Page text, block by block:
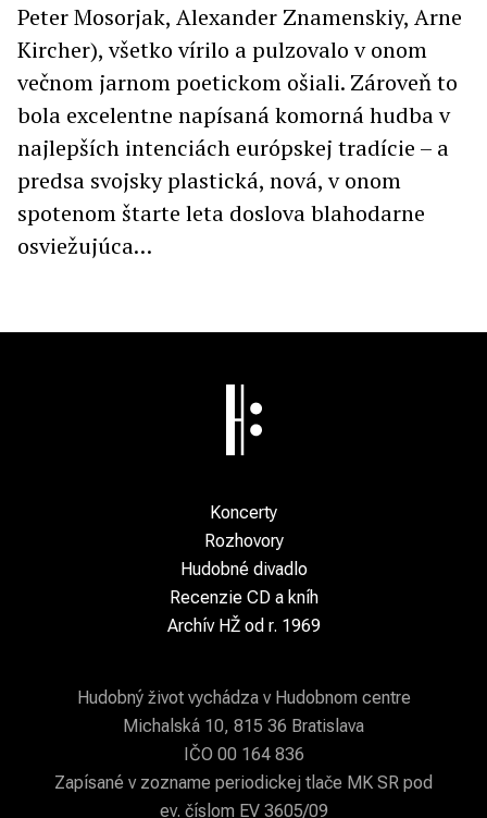
Peter Mosorjak, Alexander Znamenskiy, Arne
Kircher), všetko vírilo a pulzovalo v onom
večnom jarnom poetickom ošiali. Zároveň to
bola excelentne napísaná komorná hudba v
najlepších intenciách európskej tradície – a
predsa svojsky plastická, nová, v onom
spotenom štarte leta doslova blahodarne
osviežujúca…
Koncerty
Rozhovory
Hudobné divadlo
Recenzie CD a kníh
Archív HŽ od r. 1969
Hudobný život vychádza v Hudobnom centre
Michalská 10, 815 36 Bratislava
IČO 00 164 836
Zapísané v zozname periodickej tlače MK SR pod
ev. číslom EV 3605/09